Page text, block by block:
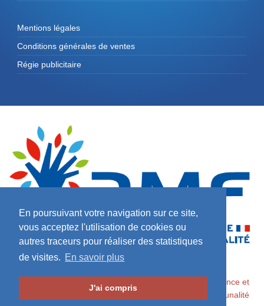
En poursuivant votre navigation sur ce site,
vous acceptez l'utilisation de cookies ou
autres traceurs pour réaliser des statistiques
de visites. En savoir plus
J'ai compris
Mentions légales
Conditions générales de ventes
Régie publicitaire
Maires de France / Association des Maires de France et
des Présidents d'Intercommunalité